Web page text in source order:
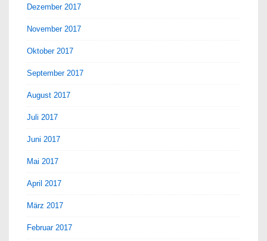
Dezember 2017
November 2017
Oktober 2017
September 2017
August 2017
Juli 2017
Juni 2017
Mai 2017
April 2017
März 2017
Februar 2017